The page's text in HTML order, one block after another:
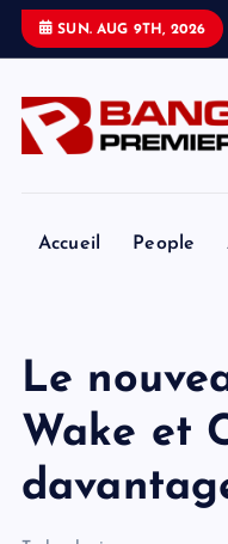
SUN. AUG 9TH, 2026
Accueil People
Le
Wake et